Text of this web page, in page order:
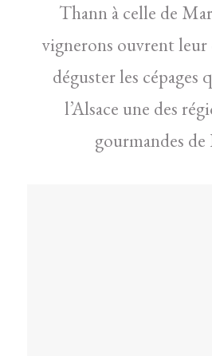
Thann à celle de
vignerons ouvrent leur
déguster les cépages
l’Alsace une des
gourmandes de